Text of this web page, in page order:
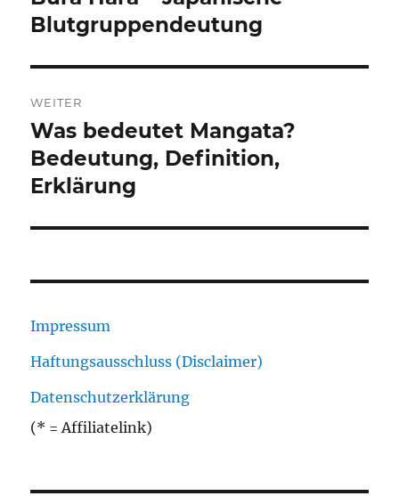
Beitrag:
Blutgruppendeutung
WEITER
Nächster
Beitrag:
Was bedeutet Mangata?
Bedeutung, Definition,
Erklärung
Impressum
Haftungsausschluss (Disclaimer)
Datenschutzerklärung
(* = Affiliatelink)